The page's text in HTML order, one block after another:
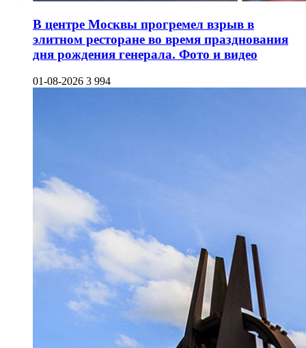
В центре Москвы прогремел взрыв в
элитном ресторане во время празднования
дня рождения генерала. Фото и видео
01-08-2026 3 994